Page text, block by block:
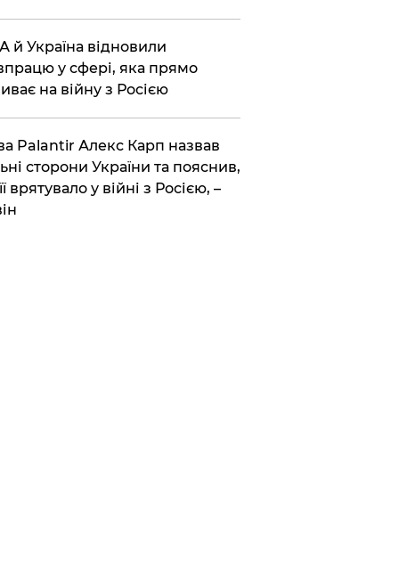
й Україна відновили
у сфері, яка прямо
на війну з Росією
Palantir Алекс Карп назвав
сторони України та пояснив,
врятувало у війні з Росією, –